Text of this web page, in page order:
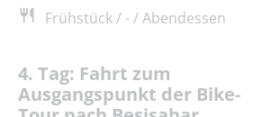
Frühstück / - / Abendessen
4. Tag: Fahrt zum
Ausgangspunkt der Bike-